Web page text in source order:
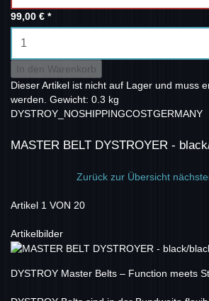
99,00 € *
In den Warenkorb
Dieser Artikel ist nicht auf Lager und muss
werden. Gewicht: 0.3 kg
DYSTROY_NOSHIPPINGCOSTGERMANY
MASTER BELT DYSTROYER -
Zurück zur Übersicht
Artikel 1 VON 20
Artikelbilder
DYSTROY Master Belts – Function meets